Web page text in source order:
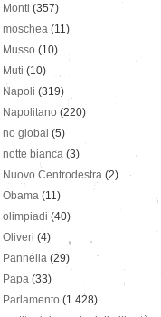
Monti (357)
moschea (11)
Musso (10)
Muti (10)
Napoli (319)
Napolitano (220)
no global (5)
notte bianca (3)
Nuovo Centrodestra (2)
Obama (11)
olimpiadi (40)
Oliveri (4)
Pannella (29)
Papa (33)
Parlamento (1.428)